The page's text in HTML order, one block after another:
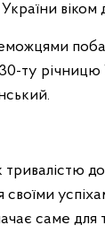
ту річницю
своїми
саме для